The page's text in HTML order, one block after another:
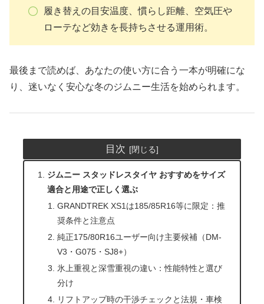
履き替えの目安温度、慣らし距離、空気圧や
ローテなど効きを長持ちさせる運用術。
最後まで読めば、あなたの使い方に合う一本が明確にな
り、迷いなく安心な冬のジムニー生活を始められます。
目次
ジムニー スタッドレスタイヤ おすすめをサイズ
適合と用途で正しく選ぶ
GRANDTREK XS1は185/85R16等に限定：推
奨条件と注意点
純正175/80R16ユーザー向け主要候補（DM-
V3・G075・SJ8+）
氷上重視と深雪重視の違い：性能特性と選び
分け
リフトアップ時の干渉チェックと法規・車検